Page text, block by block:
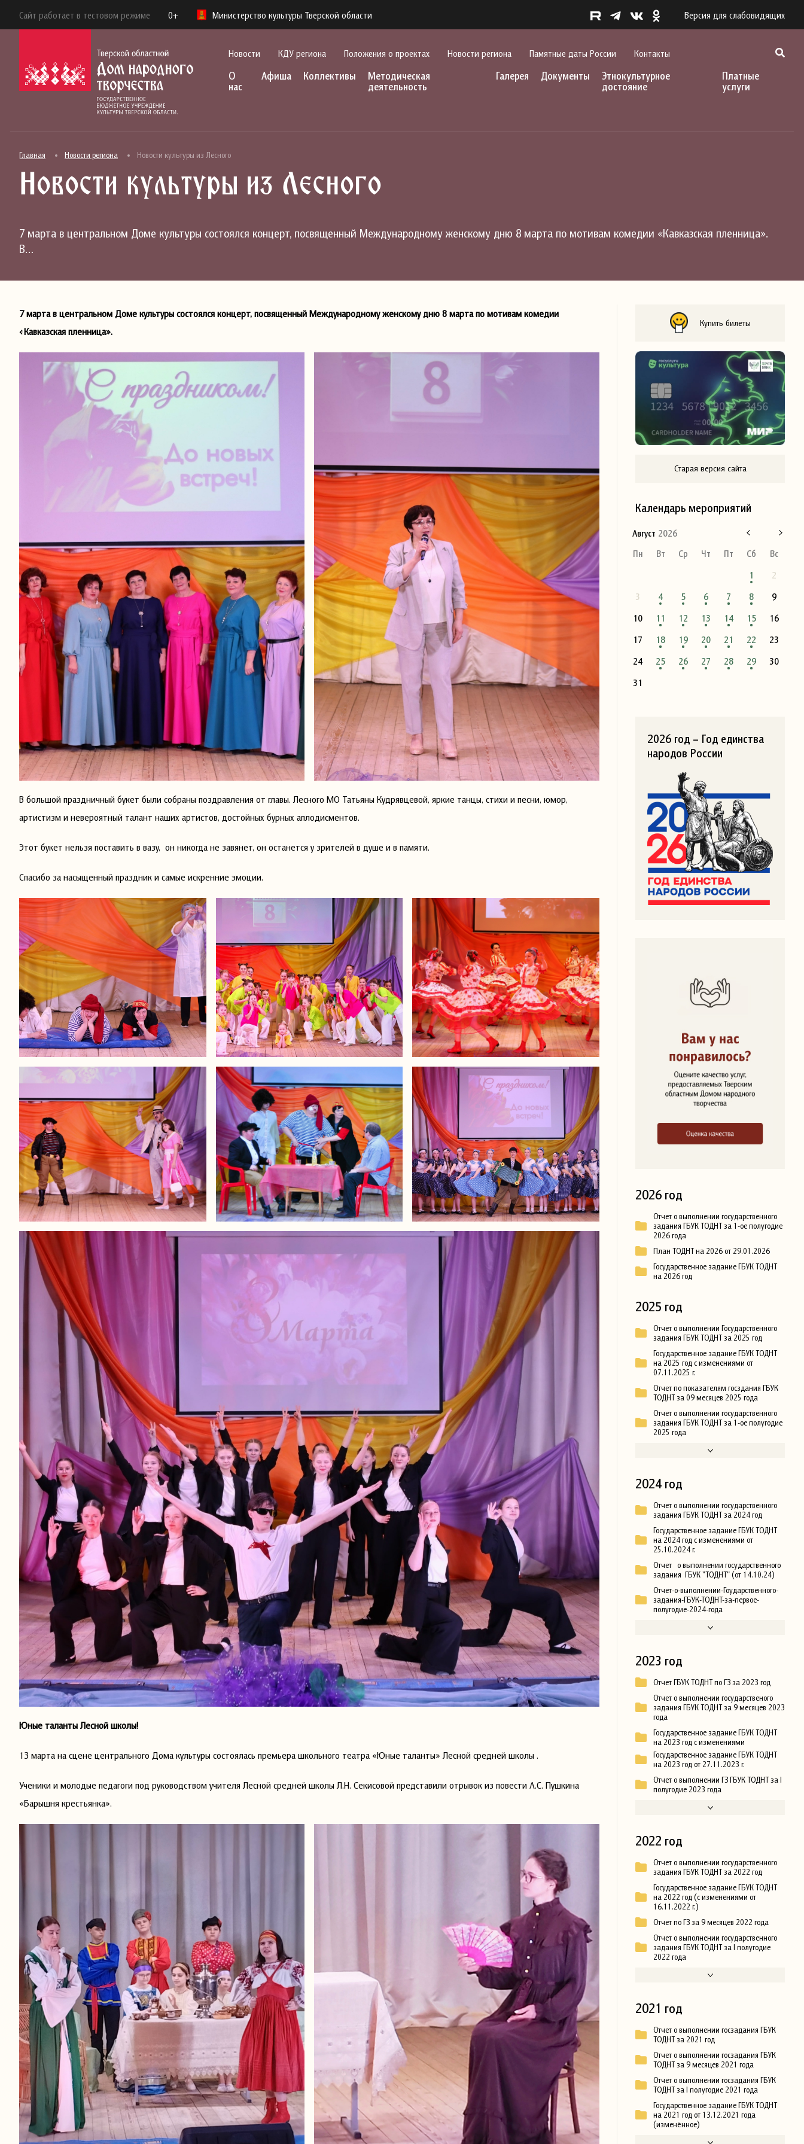
Сайт работает в тестовом режиме 0+ Министерство культуры Тверской области Версия для слабовидящих
Новости КДУ региона Положения о проектах Новости региона Памятные даты России Контакты
О
нас
Афиша Коллективы
Методическая
деятельность
Галерея Документы
Этнокультурное
достояние
Платные
услуги
Главная Новости региона Новости культуры из Лесного
Новости культуры из Лесного
7 марта в центральном Доме культуры состоялся концерт, посвященный Международному женскому дню 8 марта по мотивам комедии «Кавказская пленница».
В…
7 марта в центральном Доме культуры состоялся концерт, посвященный Международному женскому дню 8 марта по мотивам комедии
«Кавказская пленница».
В большой праздничный букет были собраны поздравления от главы. Лесного МО Татьяны Кудрявцевой, яркие танцы, стихи и песни, юмор,
артистизм и невероятный талант наших артистов, достойных бурных аплодисментов.
Этот букет нельзя поставить в вазу, он никогда не завянет, он останется у зрителей в душе и в памяти.
Спасибо за насыщенный праздник и самые искренние эмоции.
Юные таланты Лесной школы!
13 марта на сцене центрального Дома культуры состоялась премьера школьного театра «Юные таланты» Лесной средней школы .
Ученики и молодые педагоги под руководством учителя Лесной средней школы Л.Н. Секисовой представили отрывок из повести А.С. Пушкина
«Барышня крестьянка».
Купить билеты
Старая версия сайта
Календарь мероприятий
Август 2026
Пн
Вт Ср Чт Пт Сб
Вс
1
2
3
4 5 6 7 8
9
10
11 12 13 14 15
16
17
18 19 20 21 22
23
24
25 26 27 28 29
30
31
2026 год – Год единства
народов России
2026 год
Отчет о выполнении государственного
задания ГБУК ТОДНТ за 1-ое полугодие
2026 года
План ТОДНТ на 2026 от 29.01.2026
Государственное задание ГБУК ТОДНТ
на 2026 год
2025 год
Отчет о выполнении Государственного
задания ГБУК ТОДНТ за 2025 год
Государственное задание ГБУК ТОДНТ
на 2025 год с изменениями от
07.11.2025 г.
Отчет по показателям госздания ГБУК
ТОДНТ за 09 месяцев 2025 года
Отчет о выполнении государственного
задания ГБУК ТОДНТ за 1-ое полугодие
2025 года
2024 год
Отчет о выполнении государственного
задания ГБУК ТОДНТ за 2024 год
Государственное задание ГБУК ТОДНТ
на 2024 год с изменениями от
25.10.2024 г.
Отчет о выполнении государственного
задания ГБУК "ТОДНТ" (от 14.10.24)
Отчет-о-выполнении-Гоударственного-
задания-ГБУК-ТОДНТ-за-первое-
полугодие-2024-года
2023 год
Отчет ГБУК ТОДНТ по ГЗ за 2023 год
Отчет о выполнении государственого
задания ГБУК ТОДНТ за 9 месяцев 2023
года
Государственное задание ГБУК ТОДНТ
на 2023 год с изменениями
Государственное задание ГБУК ТОДНТ
на 2023 год от 27.11.2023 г.
Отчет о выполнении ГЗ ГБУК ТОДНТ за I
полугодие 2023 года
2022 год
Отчет о выполнении государственного
задания ГБУК ТОДНТ за 2022 год
Государственное задание ГБУК ТОДНТ
на 2022 год (с изменениями от
16.11.2022 г.)
Отчет по ГЗ за 9 месяцев 2022 года
Отчет о выполнении государственного
задания ГБУК ТОДНТ за I полугодие
2022 года
2021 год
Отчет о выполнении госзадания ГБУК
ТОДНТ за 2021 год
Отчет о выполнении госзадания ГБУК
ТОДНТ за 9 месяцев 2021 года
Отчет о выполнении госзадания ГБУК
ТОДНТ за I полугодие 2021 года
Государственное задание ГБУК ТОДНТ
на 2021 год от 13.12.2021 года
(изменённое)